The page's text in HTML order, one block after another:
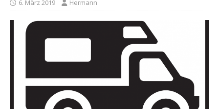
6. März 2019 Hermann